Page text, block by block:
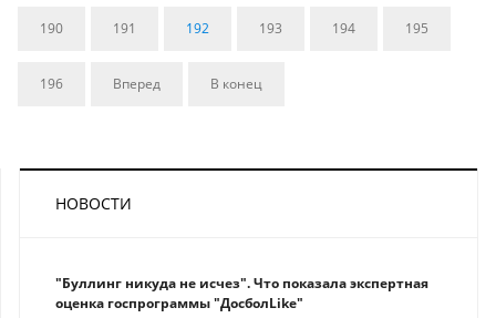
190 191 192 193 194 195
196 Вперед В конец
НОВОСТИ
"Буллинг никуда не исчез". Что показала экспертная
оценка госпрограммы "ДосболLike"